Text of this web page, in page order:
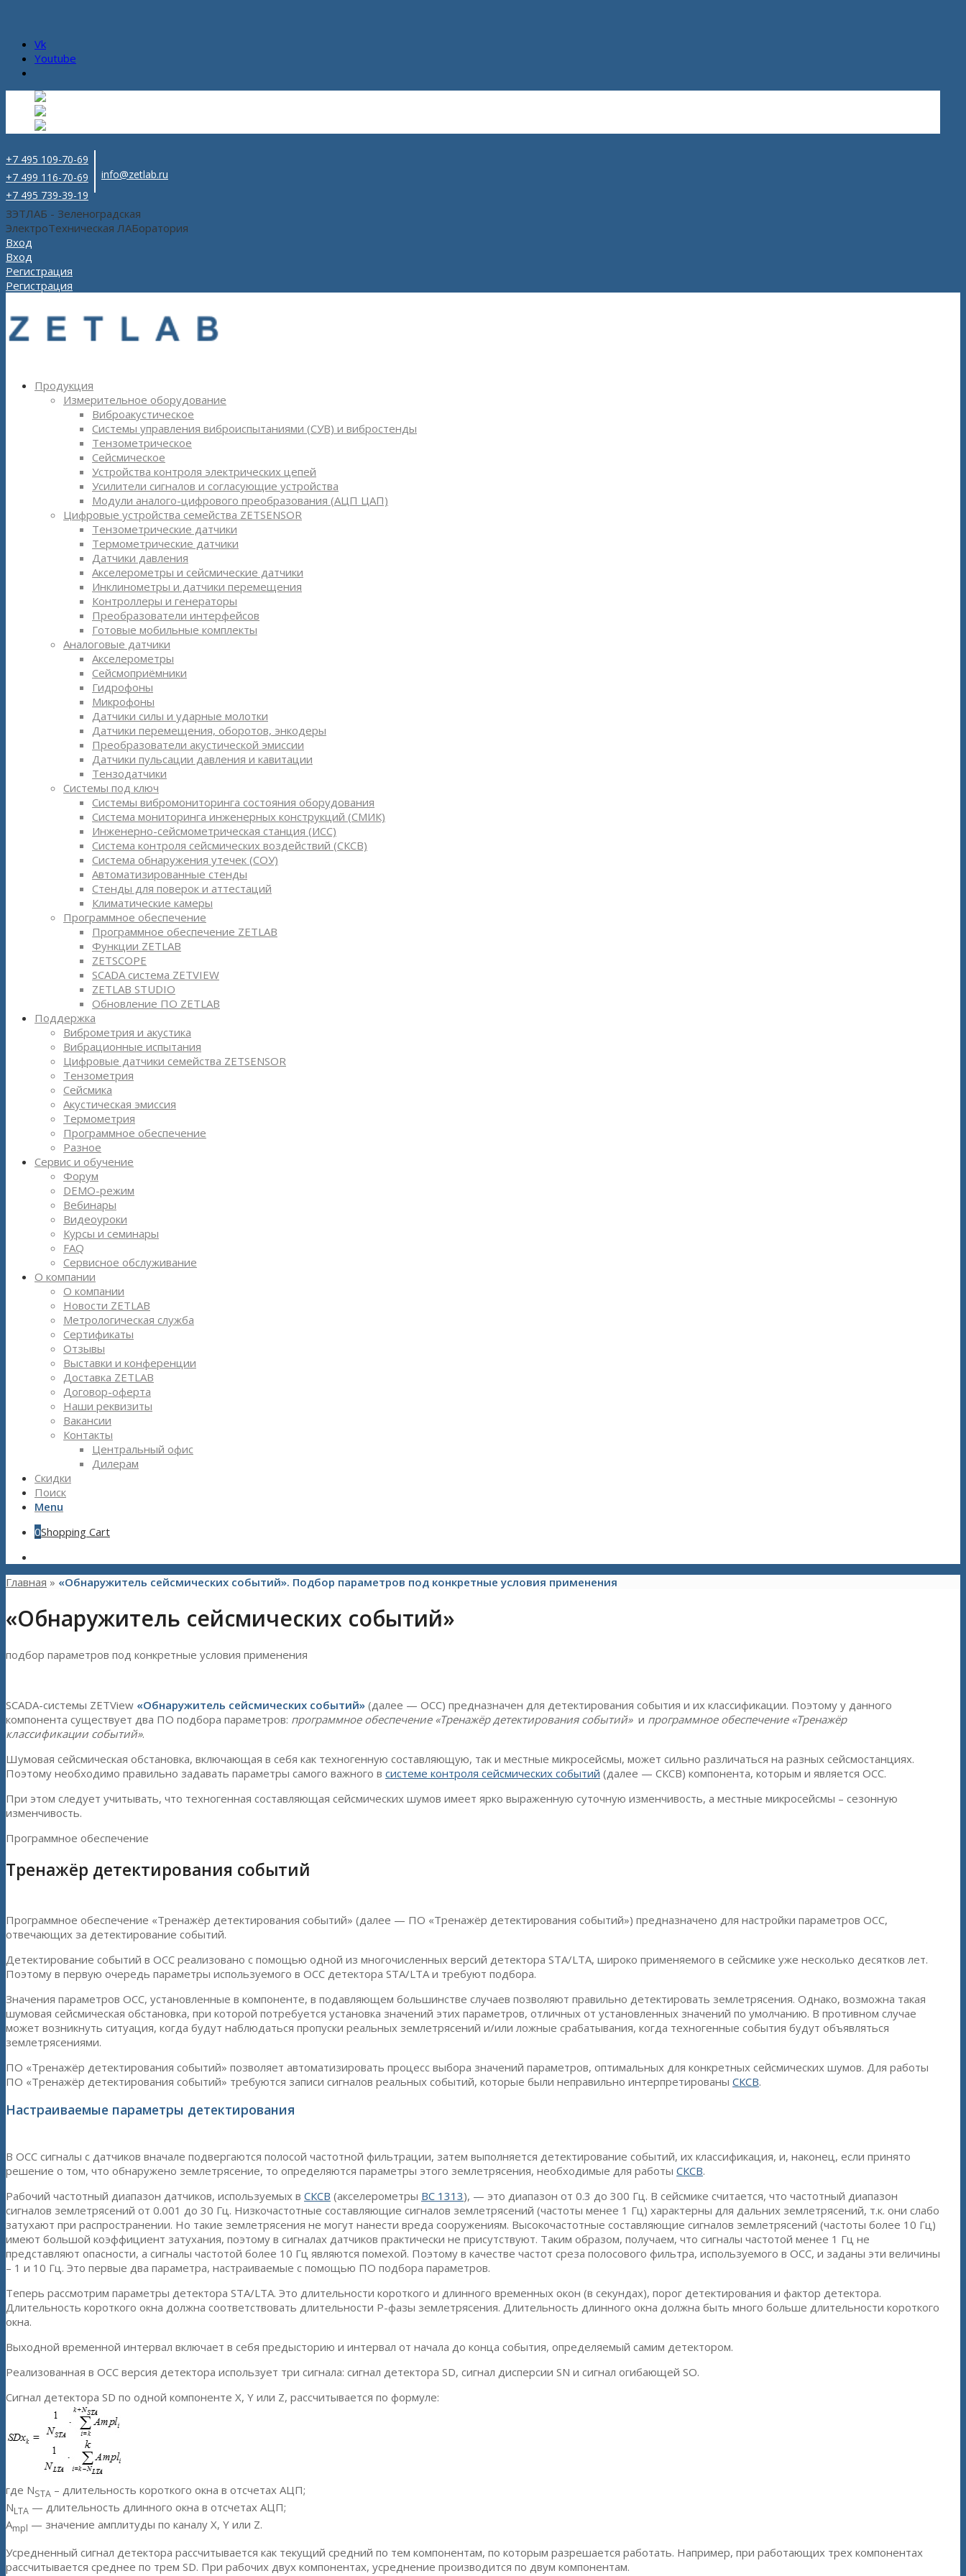
Vk
Youtube
+7 495 109-70-69
+7 499 116-70-69
+7 495 739-39-19
info@zetlab.ru
ЗЭТЛАБ - Зеленоградская
ЭлектроТехническая ЛАБоратория
Вход
Вход
Регистрация
Регистрация
Продукция
Измерительное оборудование
Виброакустическое
Системы управления виброиспытаниями (СУВ) и вибростенды
Тензометрическое
Сейсмическое
Устройства контроля электрических цепей
Усилители сигналов и согласующие устройства
Модули аналого-цифрового преобразования (АЦП ЦАП)
Цифровые устройства семейства ZETSENSOR
Тензометрические датчики
Термометрические датчики
Датчики давления
Акселерометры и сейсмические датчики
Инклинометры и датчики перемещения
Контроллеры и генераторы
Преобразователи интерфейсов
Готовые мобильные комплекты
Аналоговые датчики
Акселерометры
Сейсмоприёмники
Гидрофоны
Микрофоны
Датчики силы и ударные молотки
Датчики перемещения, оборотов, энкодеры
Преобразователи акустической эмиссии
Датчики пульсации давления и кавитации
Тензодатчики
Системы под ключ
Системы вибромониторинга состояния оборудования
Система мониторинга инженерных конструкций (СМИК)
Инженерно-сейсмометрическая станция (ИСС)
Система контроля сейсмических воздействий (СКСВ)
Система обнаружения утечек (СОУ)
Автоматизированные стенды
Стенды для поверок и аттестаций
Климатические камеры
Программное обеспечение
Программное обеспечение ZETLAB
Функции ZETLAB
ZETSCOPE
SCADA система ZETVIEW
ZETLAB STUDIO
Обновление ПО ZETLAB
Поддержка
Виброметрия и акустика
Вибрационные испытания
Цифровые датчики семейства ZETSENSOR
Тензометрия
Сейсмика
Акустическая эмиссия
Термометрия
Программное обеспечение
Разное
Сервис и обучение
Форум
DEMO-режим
Вебинары
Видеоуроки
Курсы и семинары
FAQ
Сервисное обслуживание
О компании
О компании
Новости ZETLAB
Метрологическая служба
Сертификаты
Отзывы
Выставки и конференции
Доставка ZETLAB
Договор-оферта
Наши реквизиты
Вакансии
Контакты
Центральный офис
Дилерам
Скидки
Поиск
Menu
0Shopping Cart
Главная » «Обнаружитель сейсмических событий». Подбор параметров под конкретные условия применения
«Обнаружитель сейсмических событий»
подбор параметров под конкретные условия применения
SCADA-системы ZETView «Обнаружитель сейсмических событий» (далее — ОСС) предназначен для детектирования события и их классификации. Поэтому у данного
компонента существует два ПО подбора параметров: программное обеспечение «Тренажёр детектирования событий» и программное обеспечение «Тренажёр
классификации событий».
Шумовая сейсмическая обстановка, включающая в себя как техногенную составляющую, так и местные микросейсмы, может сильно различаться на разных сейсмостанциях.
Поэтому необходимо правильно задавать параметры самого важного в системе контроля сейсмических событий (далее — СКСВ) компонента, которым и является ОСС.
При этом следует учитывать, что техногенная составляющая сейсмических шумов имеет ярко выраженную суточную изменчивость, а местные микросейсмы – сезонную
изменчивость.
Программное обеспечение
Тренажёр детектирования событий
Программное обеспечение «Тренажёр детектирования событий» (далее — ПО «Тренажёр детектирования событий») предназначено для настройки параметров ОСС,
отвечающих за детектирование событий.
Детектирование событий в ОСС реализовано с помощью одной из многочисленных версий детектора STA/LTA, широко применяемого в сейсмике уже несколько десятков лет.
Поэтому в первую очередь параметры используемого в ОСС детектора STA/LTA и требуют подбора.
Значения параметров ОСС, установленные в компоненте, в подавляющем большинстве случаев позволяют правильно детектировать землетрясения. Однако, возможна такая
шумовая сейсмическая обстановка, при которой потребуется установка значений этих параметров, отличных от установленных значений по умолчанию. В противном случае
может возникнуть ситуация, когда будут наблюдаться пропуски реальных землетрясений и/или ложные срабатывания, когда техногенные события будут объявляться
землетрясениями.
ПО «Тренажёр детектирования событий» позволяет автоматизировать процесс выбора значений параметров, оптимальных для конкретных сейсмических шумов. Для работы
ПО «Тренажёр детектирования событий» требуются записи сигналов реальных событий, которые были неправильно интерпретированы СКСВ.
Настраиваемые параметры детектирования
В ОСС сигналы с датчиков вначале подвергаются полосой частотной фильтрации, затем выполняется детектирование событий, их классификация, и, наконец, если принято
решение о том, что обнаружено землетрясение, то определяются параметры этого землетрясения, необходимые для работы СКСВ.
Рабочий частотный диапазон датчиков, используемых в СКСВ (акселерометры ВС 1313), — это диапазон от 0.3 до 300 Гц. В сейсмике считается, что частотный диапазон
сигналов землетрясений от 0.001 до 30 Гц. Низкочастотные составляющие сигналов землетрясений (частоты менее 1 Гц) характерны для дальних землетрясений, т.к. они слабо
затухают при распространении. Но такие землетрясения не могут нанести вреда сооружениям. Высокочастотные составляющие сигналов землетрясений (частоты более 10 Гц)
имеют большой коэффициент затухания, поэтому в сигналах датчиков практически не присутствуют. Таким образом, получаем, что сигналы частотой менее 1 Гц не
представляют опасности, а сигналы частотой более 10 Гц являются помехой. Поэтому в качестве частот среза полосового фильтра, используемого в ОСС, и заданы эти величины
– 1 и 10 Гц. Это первые два параметра, настраиваемые с помощью ПО подбора параметров.
Теперь рассмотрим параметры детектора STA/LTA. Это длительности короткого и длинного временных окон (в секундах), порог детектирования и фактор детектора.
Длительность короткого окна должна соответствовать длительности Р-фазы землетрясения. Длительность длинного окна должна быть много больше длительности короткого
окна.
Выходной временной интервал включает в себя предысторию и интервал от начала до конца события, определяемый самим детектором.
Реализованная в ОСС версия детектора использует три сигнала: сигнал детектора SD, сигнал дисперсии SN и сигнал огибающей SO.
Сигнал детектора SD по одной компоненте X, Y или Z, рассчитывается по формуле:
где NSTA – длительность короткого окна в отсчетах АЦП;
NLTA — длительность длинного окна в отсчетах АЦП;
Ampl — значение амплитуды по каналу X, Y или Z.
Усредненный сигнал детектора рассчитывается как текущий средний по тем компонентам, по которым разрешается работать. Например, при работающих трех компонентах
рассчитывается среднее по трем SD. При рабочих двух компонентах, усреднение производится по двум компонентам.